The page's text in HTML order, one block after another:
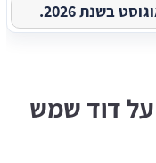
בשנת 2026.
על דוד שמש